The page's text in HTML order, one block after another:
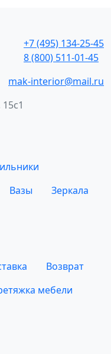
+7 (495) 134-25-45
8 (800) 511-01-45
mak-interior@mail.ru
Вазы
Зеркала
Возврат
мебели